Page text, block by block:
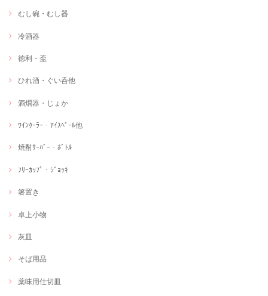
むし碗・むし器
冷酒器
徳利・盃
ひれ酒・ぐい呑他
酒燗器・じょか
ﾜｲﾝｸｰﾗｰ・ｱｲｽﾍﾟｰﾙ他
焼酎ｻｰﾊﾞｰ・ﾎﾞﾄﾙ
ﾌﾘｰｶｯﾌﾟ・ｼﾞｮｯｷ
箸置き
卓上小物
灰皿
そば用品
薬味用仕切皿